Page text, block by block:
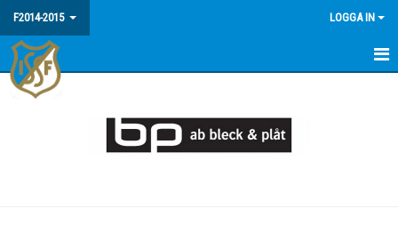
F2014-2015 LOGGA IN
HEM